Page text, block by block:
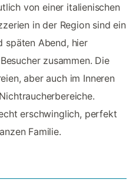
von einer italienischen
in der Region sind ein
späten Abend, hier
zusammen. Die
aber auch im Inneren
erschwinglich, perfekt
Familie.